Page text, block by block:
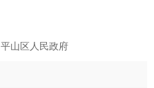
平山区人民政府